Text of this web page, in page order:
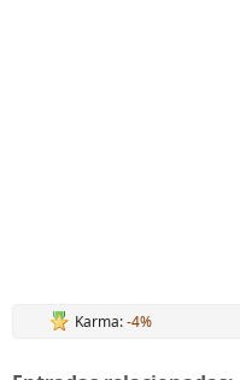
Karma:-4%